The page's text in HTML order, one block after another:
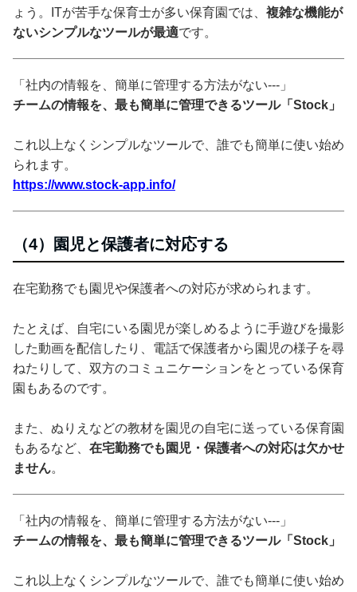
ょう。ITが苦手な保育士が多い保育園では、 複雑な機能が
ないシンプルなツールが最適です。
「社内の情報を、簡単に管理する方法がない---」
チームの情報を、最も簡単に管理できるツール「Stock」
これ以上なくシンプルなツールで、誰でも簡単に使い始め
られます。
https://www.stock-app.info/
（4）園児と保護者に対応する
在宅勤務でも園児や保護者への対応が求められます。
たとえば、自宅にいる園児が楽しめるように手遊びを撮影
した動画を配信したり、電話で保護者から園児の様子を尋
ねたりして、双方のコミュニケーションをとっている保育
園もあるのです。
また、ぬりえなどの教材を園児の自宅に送っている保育園
もあるなど、 在宅勤務でも園児・保護者への対応は欠かせ
ません。
「社内の情報を、簡単に管理する方法がない---」
チームの情報を、最も簡単に管理できるツール「Stock」
これ以上なくシンプルなツールで、誰でも簡単に使い始め